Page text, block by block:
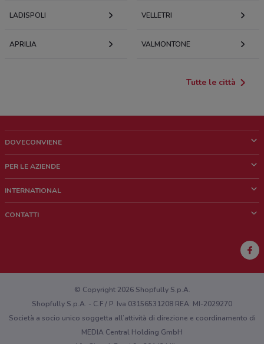
LADISPOLI VELLETRI
APRILIA VALMONTONE
Tutte le città
DOVECONVIENE
Chi siamo
Lavora con noi
PER LE AZIENDE
Richieste commerciali e marketing
INTERNATIONAL
CONTATTI
Hai un malfunzionamento sul web o sull'app?
© Copyright 2026 Shopfully S.p.A.
Shopfully S.p.A. - C.F / P. Iva 03156531208 REA: MI-2029270
Società a socio unico soggetta all’attività di direzione e coordinamento di
MEDIA Central Holding GmbH